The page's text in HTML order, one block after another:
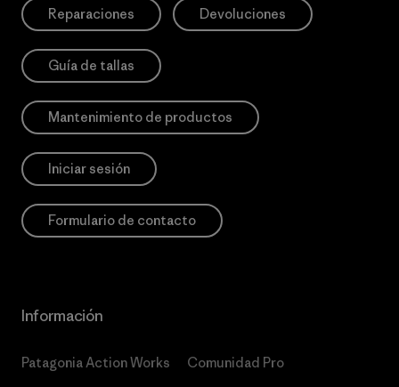
Reparaciones Devoluciones
Guía de tallas
Mantenimiento de productos
Iniciar sesión
Formulario de contacto
Información
Patagonia Action Works Comunidad Pro